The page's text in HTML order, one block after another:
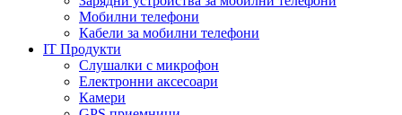
Мобилни телефони
Кабели за мобилни телефони
IT Продукти
Слушалки с микрофон
Електронни аксесоари
Камери